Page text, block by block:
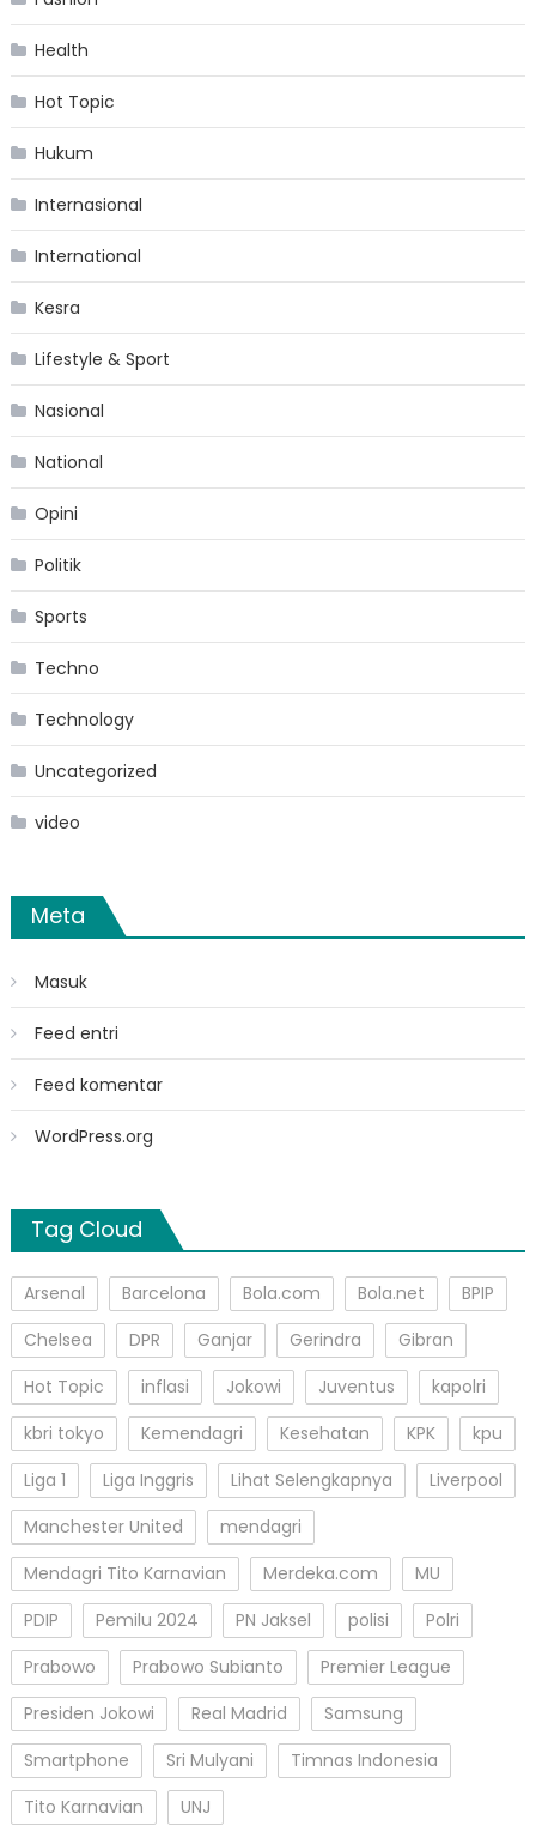
Health
Hot Topic
Hukum
Internasional
International
Kesra
Lifestyle & Sport
Nasional
National
Opini
Politik
Sports
Techno
Technology
Uncategorized
video
Meta
Masuk
Feed entri
Feed komentar
WordPress.org
Tag Cloud
Arsenal Barcelona Bola.com Bola.net
BPIP
Chelsea
DPR Ganjar Gerindra
Gibran
Hot Topic
inflasi Jokowi Juventus
kapolri
kbri tokyo
Kemendagri Kesehatan KPK
kpu
Liga 1
Liga Inggris Lihat Selengkapnya
Liverpool
Manchester United
mendagri
Mendagri Tito Karnavian
Merdeka.com
MU
PDIP
Pemilu 2024 PN Jaksel polisi
Polri
Prabowo
Prabowo Subianto
Premier League
Presiden Jokowi
Real Madrid
Samsung
Smartphone
Sri Mulyani
Timnas Indonesia
Tito Karnavian
UNJ